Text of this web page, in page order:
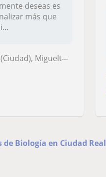
deseas es
más que
Miguelturra
Biología en Ciudad Real